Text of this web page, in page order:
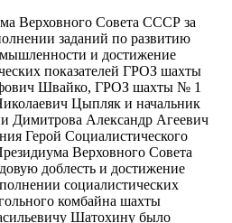
Верховного Совета СССР за
заданий по развитию
и достижение
показателей ГРОЗ шахты
Швайко, ГРОЗ шахты № 1
Цыпляк и начальник
Димитрова Александр Агеевич
Герой Социалистического
Верховного Совета
доблесть и достижение
социалистических
комбайна шахты
Шатохину было